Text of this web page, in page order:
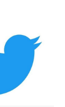
トンネル工事
働４０年
事裁判で認